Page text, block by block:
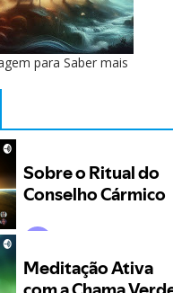
para Saber mais